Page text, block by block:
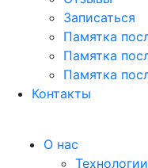
Записаться
Памятка
Памятка
Памятка
Контакты
О нас